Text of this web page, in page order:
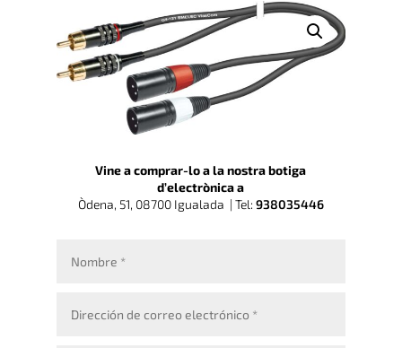
Vine a comprar-lo a la nostra botiga
d’electrònica a
Òdena, 51, 08700 Igualada | Tel: 938035446